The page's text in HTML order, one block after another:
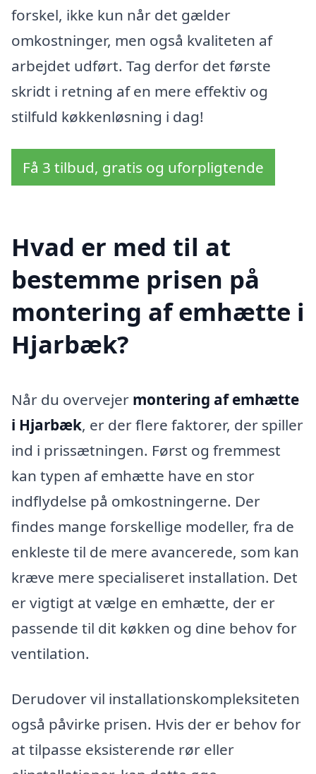
forskel, ikke kun når det gælder
omkostninger, men også kvaliteten af
arbejdet udført. Tag derfor det første
skridt i retning af en mere effektiv og
stilfuld køkkenløsning i dag!
Få 3 tilbud, gratis og uforpligtende
Hvad er med til at
bestemme prisen på
montering af emhætte i
Hjarbæk?
Når du overvejer montering af emhætte
i Hjarbæk, er der flere faktorer, der spiller
ind i prissætningen. Først og fremmest
kan typen af emhætte have en stor
indflydelse på omkostningerne. Der
findes mange forskellige modeller, fra de
enkleste til de mere avancerede, som kan
kræve mere specialiseret installation. Det
er vigtigt at vælge en emhætte, der er
passende til dit køkken og dine behov for
ventilation.
Derudover vil installationskompleksiteten
også påvirke prisen. Hvis der er behov for
at tilpasse eksisterende rør eller